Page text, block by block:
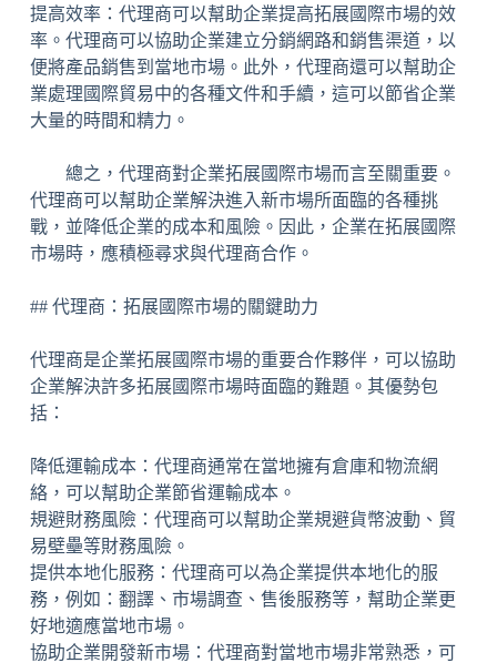
提高效率：代理商可以幫助企業提高拓展國際市場的效
率。代理商可以協助企業建立分銷網路和銷售渠道，以
便將產品銷售到當地市場。此外，代理商還可以幫助企
業處理國際貿易中的各種文件和手續，這可以節省企業
大量的時間和精力。
總之，代理商對企業拓展國際市場而言至關重要。
代理商可以幫助企業解決進入新市場所面臨的各種挑
戰，並降低企業的成本和風險。因此，企業在拓展國際
市場時，應積極尋求與代理商合作。
## 代理商：拓展國際市場的關鍵助力
代理商是企業拓展國際市場的重要合作夥伴，可以協助
企業解決許多拓展國際市場時面臨的難題。其優勢包
括：
降低運輸成本：代理商通常在當地擁有倉庫和物流網
絡，可以幫助企業節省運輸成本。
規避財務風險：代理商可以幫助企業規避貨幣波動、貿
易壁壘等財務風險。
提供本地化服務：代理商可以為企業提供本地化的服
務，例如：翻譯、市場調查、售後服務等，幫助企業更
好地適應當地市場。
協助企業開發新市場：代理商對當地市場非常熟悉，可